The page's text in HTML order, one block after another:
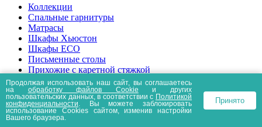
Коллекции
Спальные гарнитуры
Матрасы
Шкафы Хьюстон
Шкафы ECO
Письменные столы
Прихожие с каретной стяжкой
Кухонные столы
Дамские столики
Белая мебель
Журнальные столики
Дачные столы
Продолжая использовать наш сайт, вы соглашаетесь
на обработку файлов Сookie и других
пользовательских данных, в соответствии с Политикой
конфиденциальности . Вы можете заблокировать
использование Cookies сайтом, изменив настройки
Вашего браузера.
Принято